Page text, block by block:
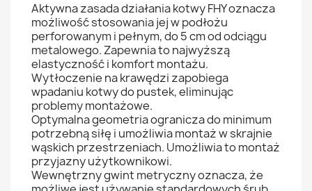
Aktywna zasada działania kotwy FHY oznacza
możliwość stosowania jej w podłożu
perforowanym i pełnym, do 5 cm od odciągu
metalowego. Zapewnia to najwyższą
elastyczność i komfort montażu.
Wytłoczenie na krawędzi zapobiega
wpadaniu kotwy do pustek, eliminując
problemy montażowe.
Optymalna geometria ogranicza do minimum
potrzebną siłę i umożliwia montaż w skrajnie
wąskich przestrzeniach. Umożliwia to montaż
przyjazny użytkownikowi.
Wewnętrzny gwint metryczny oznacza, że